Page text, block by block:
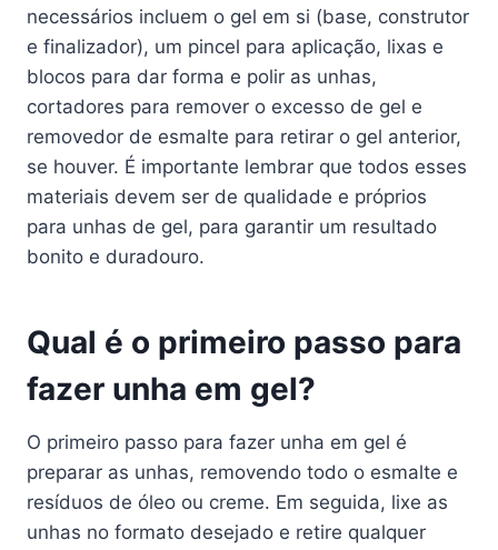
necessários incluem o gel em si (base, construtor
e finalizador), um pincel para aplicação, lixas e
blocos para dar forma e polir as unhas,
cortadores para remover o excesso de gel e
removedor de esmalte para retirar o gel anterior,
se houver. É importante lembrar que todos esses
materiais devem ser de qualidade e próprios
para unhas de gel, para garantir um resultado
bonito e duradouro.
Qual é o primeiro passo para
fazer unha em gel?
O primeiro passo para fazer unha em gel é
preparar as unhas, removendo todo o esmalte e
resíduos de óleo ou creme. Em seguida, lixe as
unhas no formato desejado e retire qualquer